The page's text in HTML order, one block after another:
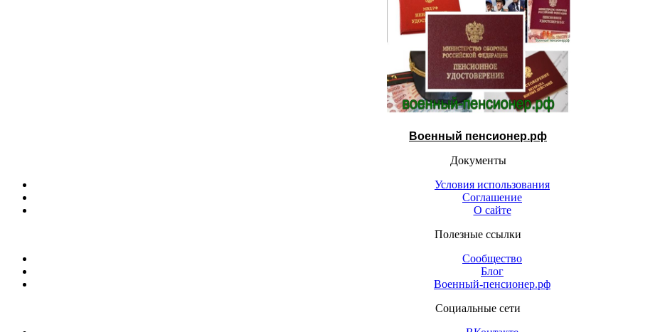
Военный пенсионер.рф
Документы
Условия использования
Соглашение
О сайте
Полезные ссылки
Сообщество
Блог
Военный-пенсионер.рф
Социальные сети